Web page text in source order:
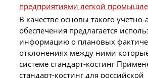
предприятиями легкой
В качестве основы такого
обеспечения предлагается
информацию о плановых
отклонениях между ними
системе стандарт-костинг
стандарт-костинг для российской